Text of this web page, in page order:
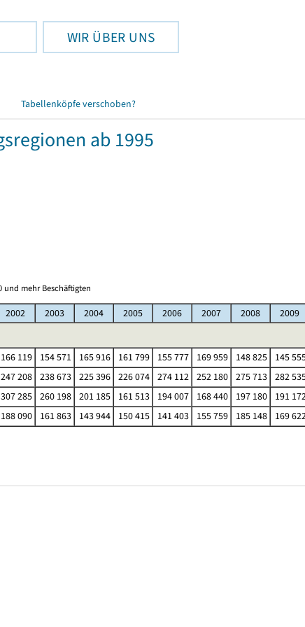
WIR ÜBER UNS
Tabellenköpfe verschoben?
ab 1995
mehr Beschäftigten
2002 2003 2004 2005 2006 2007 2008 2009
166 119 154 571 165 916 161 799 155 777 169 959 148 825
145
247 208 238 673 225 396 226 074 274 112 252 180 275 713 282
307 285 260 198 201 185 161 513 194 007 168 440 197 180
191
188 090 161 863 143 944 150 415 141 403 155 759 185 148 169